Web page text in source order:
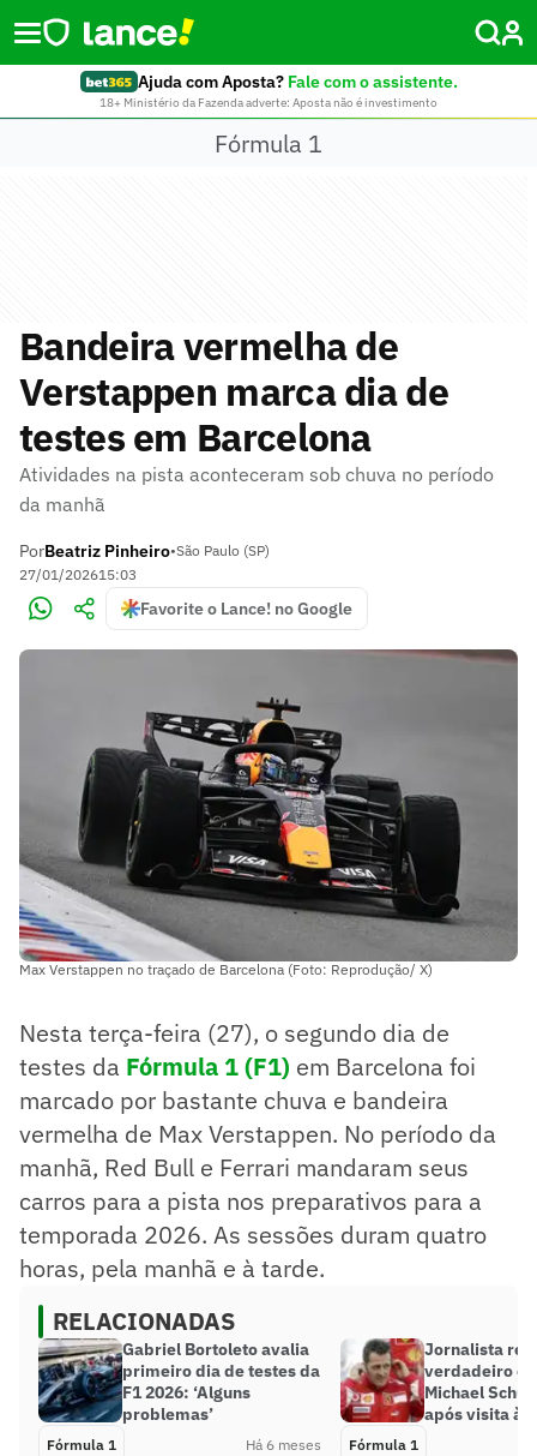
Ajuda com Aposta? Fale com o assistente.
18+ Ministério da Fazenda adverte: Aposta não é investimento
Fórmula 1
Bandeira vermelha de
Verstappen marca dia de
testes em Barcelona
Atividades na pista aconteceram sob chuva no período
da manhã
PorBeatriz Pinheiro•São Paulo (SP)
27/01/202615:03
Favorite o Lance! no Google
Max Verstappen no traçado de Barcelona (Foto: Reprodução/ X)
Nesta terça-feira (27), o segundo dia de
testes da Fórmula 1 (F1) em Barcelona foi
marcado por bastante chuva e bandeira
vermelha de Max Verstappen. No período da
manhã, Red Bull e Ferrari mandaram seus
carros para a pista nos preparativos para a
temporada 2026. As sessões duram quatro
horas, pela manhã e à tarde.
RELACIONADAS
Gabriel Bortoleto avalia
primeiro dia de testes da
F1 2026: ‘Alguns
problemas’
Fórmula 1 Há 6 meses
Jornalista
verdadeiro
Michael
após visita à
Fórmula 1